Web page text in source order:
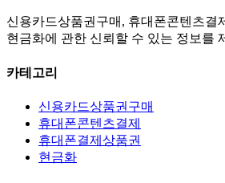
신용카드상품권구매, 휴대폰콘텐츠결
현금화에 관한 신뢰할 수 있는 정보를
카테고리
신용카드상품권구매
휴대폰콘텐츠결제
휴대폰결제상품권
현금화